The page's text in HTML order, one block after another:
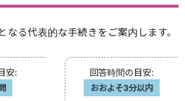
なる代表的な手続きをご案内します。
安: 回答時間の目安:
おおよそ3分以内